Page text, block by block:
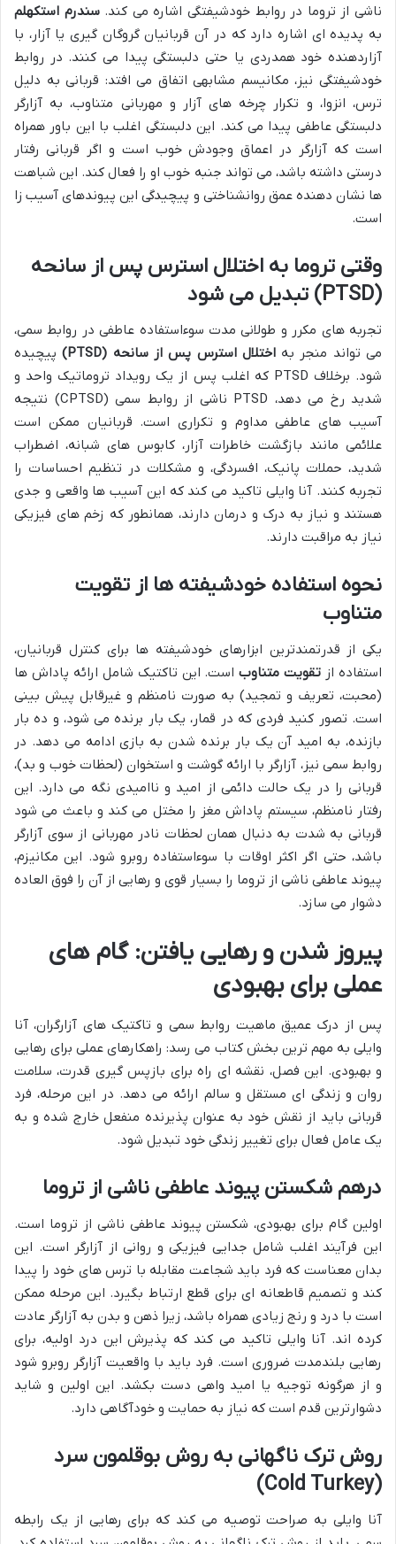
ناشی از تروما در روابط خودشیفتگی اشاره می کند.سندرم استکهلم
به پدیده ای اشاره دارد که در آن قربانیان گروگان گیری یا آزار، با
آزاردهنده خود همدردی یا حتی دلبستگی پیدا می کنند. در روابط
خودشیفتگی نیز، مکانیسم مشابهی اتفاق می افتد: قربانی به دلیل
ترس، انزوا، و تکرار چرخه های آزار و مهربانی متناوب، به آزارگر
دلبستگی عاطفی پیدا می کند. این دلبستگی اغلب با این باور همراه
است که آزارگر در اعماق وجودش خوب است و اگر قربانی رفتار
درستی داشته باشد، می تواند جنبه خوب او را فعال کند. این شباهت
ها نشان دهنده عمق روانشناختی و پیچیدگی این پیوندهای آسیب زا
است.
وقتی تروما به اختلال استرس پس از سانحه
(PTSD) تبدیل می شود
تجربه های مکرر و طولانی مدت سوءاستفاده عاطفی در روابط سمی،
می تواند منجر بهاختلال استرس پس از سانحه (PTSD)
پیچیده
شود. برخلاف PTSD که اغلب پس از یک رویداد تروماتیک واحد و
شدید رخ می دهد، PTSD ناشی از روابط سمی (CPTSD) نتیجه
آسیب های عاطفی مداوم و تکراری است. قربانیان ممکن است
علائمی مانند بازگشت خاطرات آزار، کابوس های شبانه، اضطراب
شدید، حملات پانیک، افسردگی، و مشکلات در تنظیم احساسات را
تجربه کنند. آنا وایلی تاکید می کند که این آسیب ها واقعی و جدی
هستند و نیاز به درک و درمان دارند، همانطور که زخم های فیزیکی
نیاز به مراقبت دارند.
نحوه استفاده خودشیفته ها از تقویت
متناوب
یکی از قدرتمندترین ابزارهای خودشیفته ها برای کنترل قربانیان،
استفاده از تقویت متناوباست. این تاکتیک شامل ارائه پاداش ها
(محبت، تعریف و تمجید) به صورت نامنظم و غیرقابل پیش بینی
است. تصور کنید فردی که در قمار، یک بار برنده می شود، و ده بار
بازنده، به امید آن یک بار برنده شدن به بازی ادامه می دهد. در
روابط سمی نیز، آزارگر با ارائه گوشت و استخوان (لحظات خوب و بد)،
قربانی را در یک حالت دائمی از امید و ناامیدی نگه می دارد. این
رفتار نامنظم، سیستم پاداش مغز را مختل می کند و باعث می شود
قربانی به شدت به دنبال همان لحظات نادر مهربانی از سوی آزارگر
باشد، حتی اگر اکثر اوقات با سوءاستفاده روبرو شود. این مکانیزم،
پیوند عاطفی ناشی از تروما را بسیار قوی و رهایی از آن را فوق العاده
دشوار می سازد.
پیروز شدن و رهایی یافتن: گام های
عملی برای بهبودی
پس از درک عمیق ماهیت روابط سمی و تاکتیک های آزارگران، آنا
وایلی به مهم ترین بخش کتاب می رسد: راهکارهای عملی برای رهایی
و بهبودی. این فصل، نقشه ای راه برای بازپس گیری قدرت، سلامت
روان و زندگی ای مستقل و سالم ارائه می دهد. در این مرحله، فرد
قربانی باید از نقش خود به عنوان پذیرنده منفعل خارج شده و به
یک عامل فعال برای تغییر زندگی خود تبدیل شود.
درهم شکستن پیوند عاطفی ناشی از تروما
اولین گام برای بهبودی، شکستن پیوند عاطفی ناشی از تروما است.
این فرآیند اغلب شامل جدایی فیزیکی و روانی از آزارگر است. این
بدان معناست که فرد باید شجاعت مقابله با ترس های خود را پیدا
کند و تصمیم قاطعانه ای برای قطع ارتباط بگیرد. این مرحله ممکن
است با درد و رنج زیادی همراه باشد، زیرا ذهن و بدن به آزارگر عادت
کرده اند. آنا وایلی تاکید می کند که پذیرش این درد اولیه، برای
رهایی بلندمدت ضروری است. فرد باید با واقعیت آزارگر روبرو شود
و از هرگونه توجیه یا امید واهی دست بکشد. این اولین و شاید
دشوارترین قدم است که نیاز به حمایت و خودآگاهی دارد.
روش ترک ناگهانی به روش بوقلمون سرد
(Cold Turkey)
آنا وایلی به صراحت توصیه می کند که برای رهایی از یک رابطه